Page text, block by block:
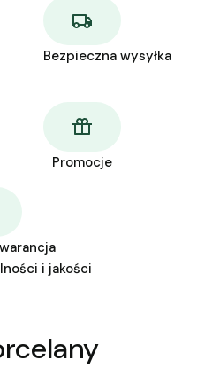
Bezpieczna wysyłka
Promocje
i jakości